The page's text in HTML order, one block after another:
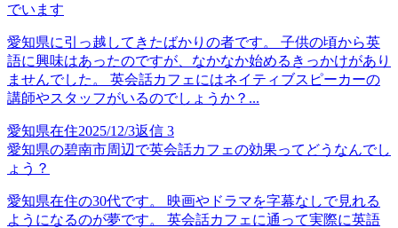
でいます
愛知県に引っ越してきたばかりの者です。 子供の頃から英
語に興味はあったのですが、なかなか始めるきっかけがあり
ませんでした。 英会話カフェにはネイティブスピーカーの
講師やスタッフがいるのでしょうか？...
愛知県在住2025/12/3返信 3
愛知県の碧南市周辺で英会話カフェの効果ってどうなんでし
ょう？
愛知県在住の30代です。 映画やドラマを字幕なしで見れる
ようになるのが夢です。 英会話カフェに通って実際に英語